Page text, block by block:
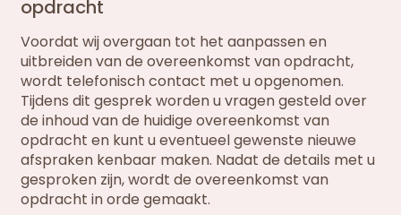
opdracht
Voordat wij overgaan tot het aanpassen en
uitbreiden van de overeenkomst van opdracht,
wordt telefonisch contact met u opgenomen.
Tijdens dit gesprek worden u vragen gesteld over
de inhoud van de huidige overeenkomst van
opdracht en kunt u eventueel gewenste nieuwe
afspraken kenbaar maken. Nadat de details met u
gesproken zijn, wordt de overeenkomst van
opdracht in orde gemaakt.